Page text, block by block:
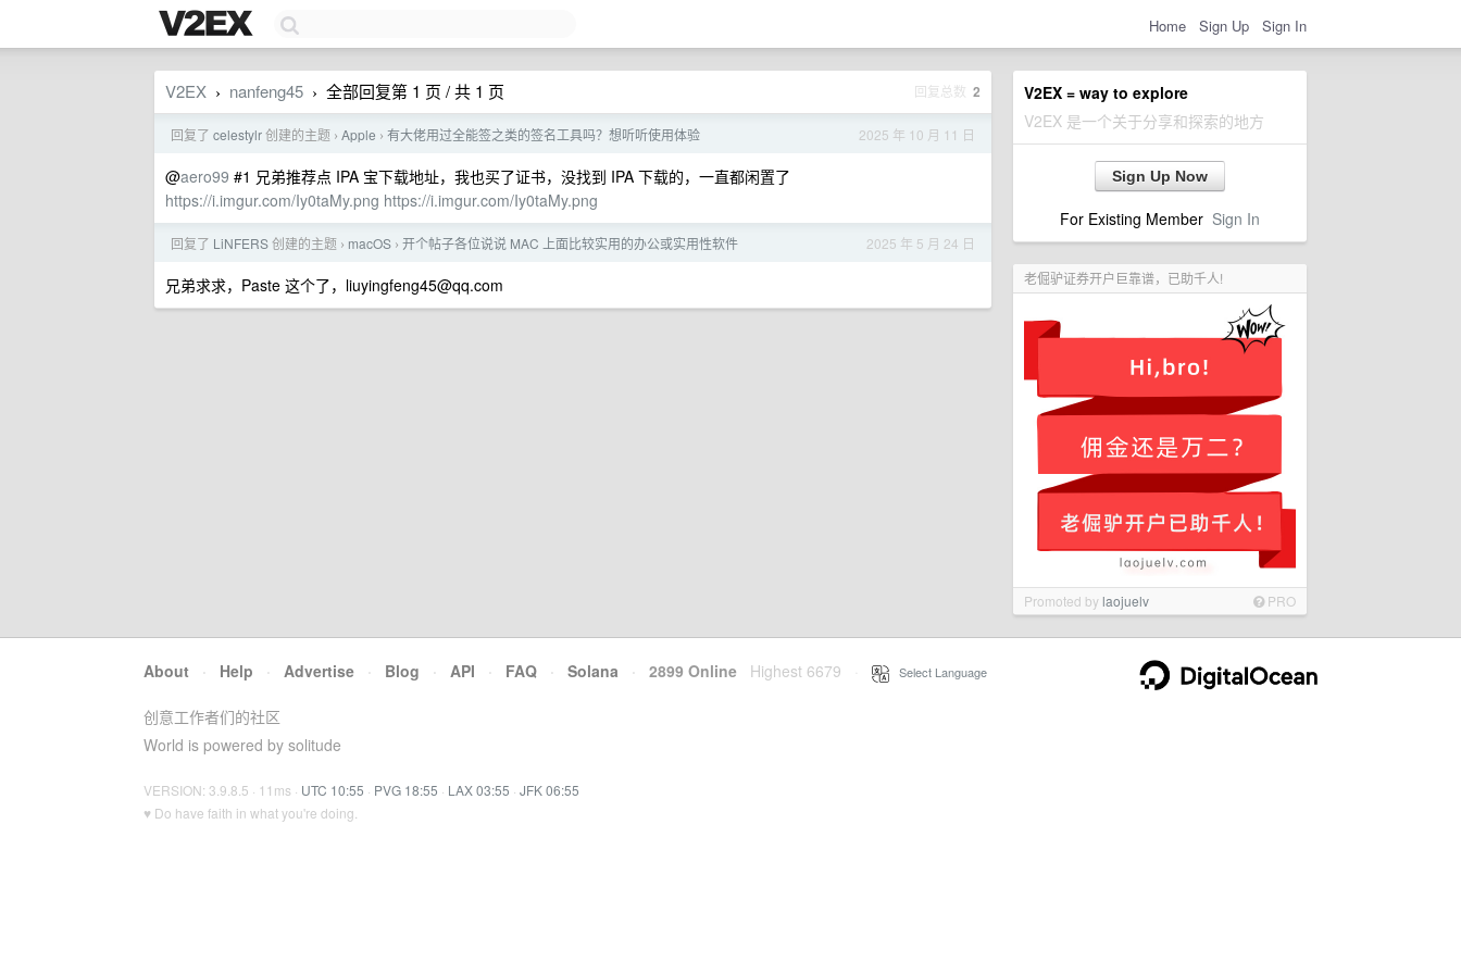
Home Sign Up Sign In
V2EX = way to explore
V2EX 是一个关于分享和探索的地方
Sign Up Now
For Existing Member Sign In
老倔驴证券开户巨靠谱，已助千人!
Promoted bylaojuelv PRO
V2EX › nanfeng45 › 全部回复第 1 页 / 共 1 页 回复总数 2
2025 年 10 月 11 日
回复了 celestylr创建的主题 › Apple › 有大佬用过全能签之类的签名工具吗？想听听使用体验
@aero99 #1 兄弟推荐点 IPA 宝下载地址，我也买了证书，没找到 IPA 下载的，一直都闲置了
https://i.imgur.com/Iy0taMy.png https://i.imgur.com/Iy0taMy.png
2025 年 5 月 24 日
回复了 LiNFERS创建的主题 › macOS › 开个帖子各位说说 MAC 上面比较实用的办公或实用性软件
兄弟求求，Paste 这个了， liuyingfeng45@qq.com
About · Help · Advertise · Blog · API · FAQ · Solana · 2899 Online Highest 6679 Select Language
创意工作者们的社区
World is powered by solitude
VERSION: 3.9.8.5 · 11ms · UTC 10:55 · PVG 18:55 · LAX 03:55 · JFK 06:55
♥ Do have faith in what you're doing.